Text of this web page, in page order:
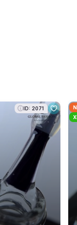
ID: 2071